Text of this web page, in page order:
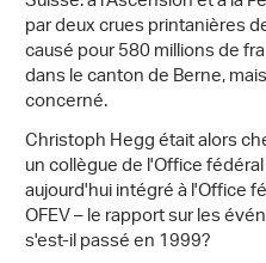
par deux crues printanières
causé pour 580 millions de
dans le canton de Berne,
concerné.
Christoph Hegg était alors
un collègue de l'Office
aujourd'hui intégré à l'Office
OFEV – le rapport sur les
s'est-il passé en 1999?